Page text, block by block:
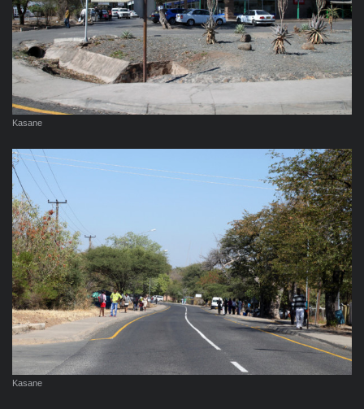
Kasane
Kasane